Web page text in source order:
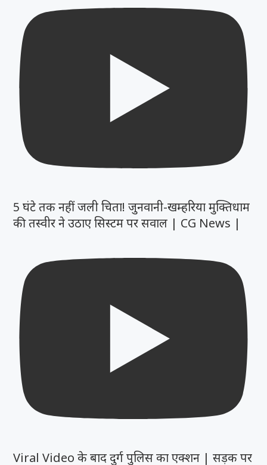
5 घंटे तक नहीं जली चिता! जुनवानी-खम्हरिया मुक्तिधाम
की तस्वीर ने उठाए सिस्टम पर सवाल | CG News |
Viral Video के बाद दुर्ग पुलिस का एक्शन | सड़क पर